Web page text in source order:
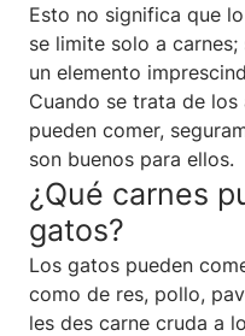
Esto no significa que
se limite solo a
un elemento
Cuando se trata de
pueden comer,
son buenos para ellos.
¿Qué carnes
gatos?
Los gatos pueden
como de res, pollo,
les des carne cruda a